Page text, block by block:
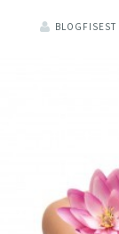
BLOGFISEST